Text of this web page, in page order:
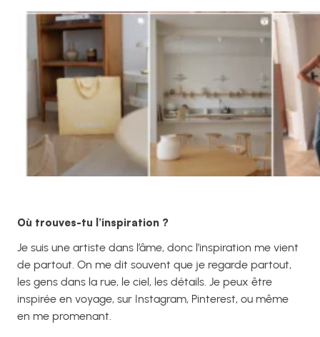
Où trouves-tu l’inspiration ?
Je suis une artiste dans l’âme, donc l’inspiration me vient
de partout. On me dit souvent que je regarde partout,
les gens dans la rue, le ciel, les détails. Je peux être
inspirée en voyage, sur Instagram, Pinterest, ou même
en me promenant.